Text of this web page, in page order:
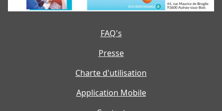
FAQ's
Presse
Charte d'utilisation
Application Mobile